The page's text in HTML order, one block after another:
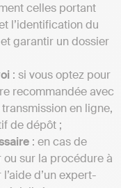
celles portant
l’identification du
garantir un dossier
: si vous optez pour
recommandée avec
en ligne,
de dépôt ;
: en cas de
sur la procédure à
d’un expert-